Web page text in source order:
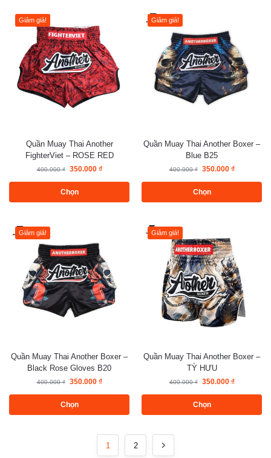
Giảm giá!
Quần Muay Thai Another
FighterViet – ROSE RED
400.000₫ 350.000 ₫
Chọn
Giảm giá!
Quần Muay Thai Another Boxer –
Blue B25
400.000₫ 350.000 ₫
Chọn
Giảm giá!
Quần Muay Thai Another Boxer –
Black Rose Gloves B20
400.000₫ 350.000 ₫
Chọn
Giảm giá!
Quần Muay Thai Another Boxer –
TỲ HƯU
400.000₫ 350.000 ₫
Chọn
1 2